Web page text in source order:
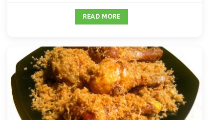
READ MORE